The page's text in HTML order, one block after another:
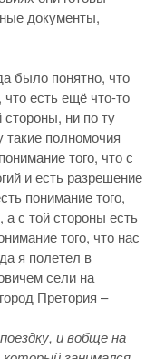
документы,
было понятно, что
что есть ещё что-то
стороны, ни по ту
такие полномочия
того, что с
и есть разрешение
понимание того,
с той стороны есть
того, что нас
я полетел в
сели на
Претория –
и вобще на